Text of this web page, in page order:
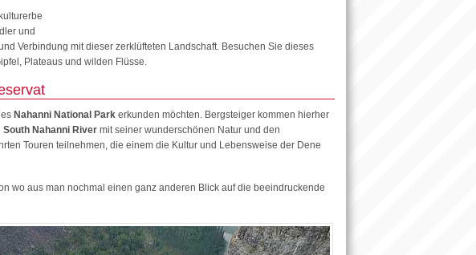
und
Verbindung mit dieser zerklüfteten Landschaft. Besuchen Sie dieses
Plateaus und wilden Flüsse.
Nahanni National Parkerkunden möchten. Bergsteiger kommen hierher
South Nahanni Rivermit seiner wunderschönen Natur und den
Touren teilnehmen, die einem die Kultur und Lebensweise der Dene
wo aus man nochmal einen ganz anderen Blick auf die beeindruckende